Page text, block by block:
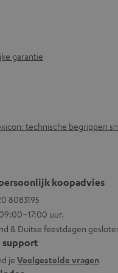
garantie
technische begrippen
koopadvies
8083195
uur.
& Duitse feestdagen
support
je Veelgestelde vragen